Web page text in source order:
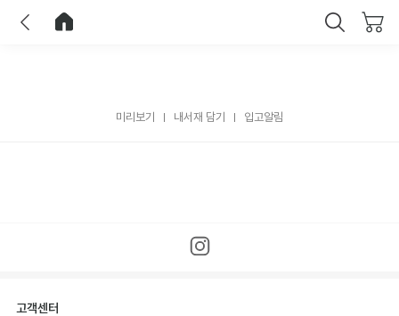
미리보기 내서재 담기 입고알림
고객센터